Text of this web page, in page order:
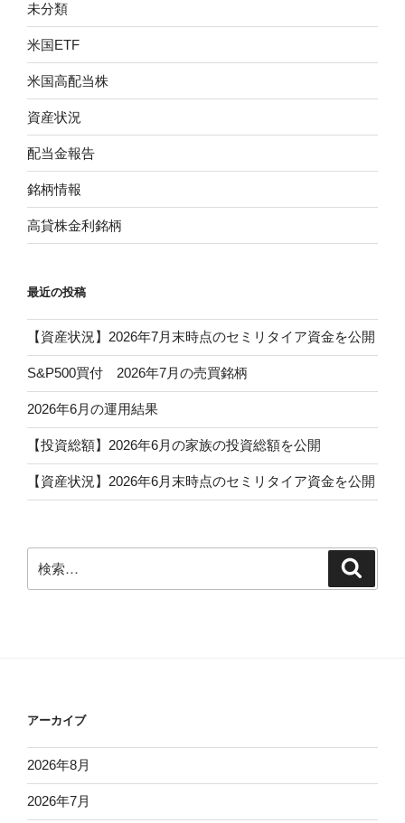
未分類
米国ETF
米国高配当株
資産状況
配当金報告
銘柄情報
高貸株金利銘柄
最近の投稿
【資産状況】2026年7月末時点のセミリタイア資金を公開
S&P500買付 2026年7月の売買銘柄
2026年6月の運用結果
【投資総額】2026年6月の家族の投資総額を公開
【資産状況】2026年6月末時点のセミリタイア資金を公開
索:
アーカイブ
2026年8月
2026年7月